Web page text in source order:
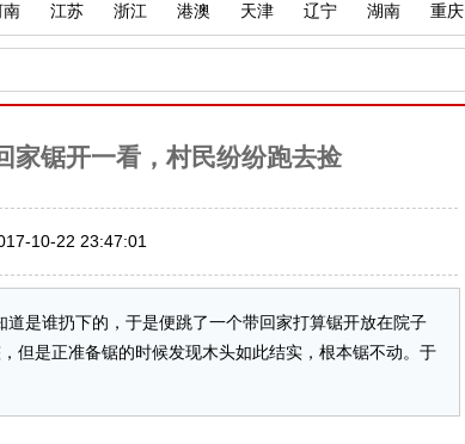
南 江苏 浙江 港澳 天津 辽宁 湖南 重庆
家锯开一看，村民纷纷跑去捡
10-22 23:47:01
是谁扔下的，于是便跳了一个带回家打算锯开放在院子
但是正准备锯的时候发现木头如此结实，根本锯不动。于